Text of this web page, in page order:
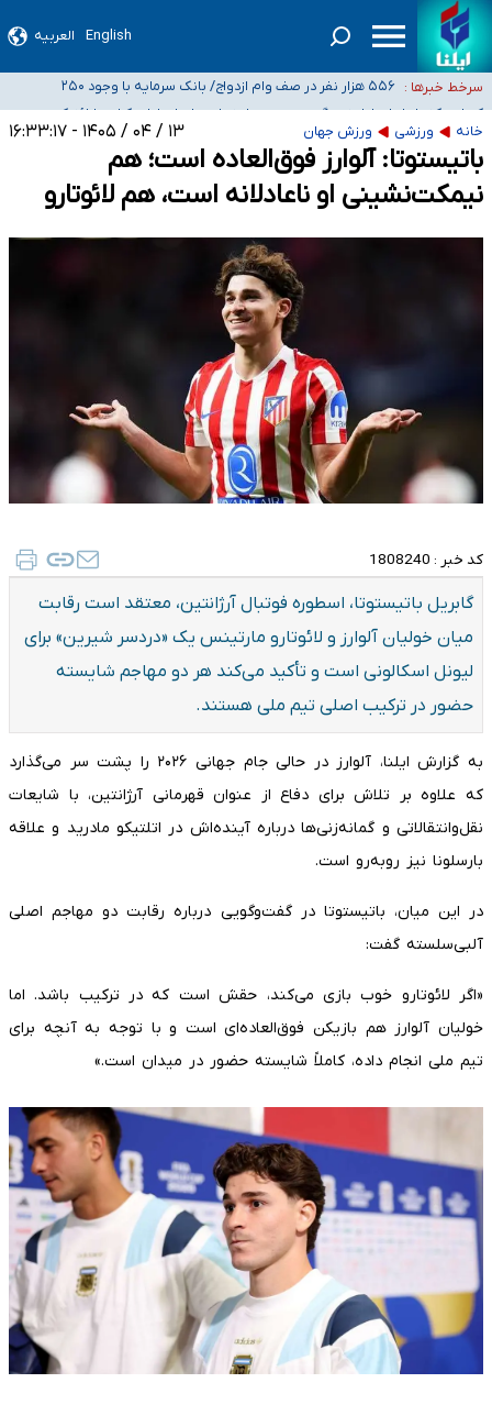
English العربیه
سرخط خبرها :
باقی‌مانده در دبی متناسب با شرایط جدید تصمیم‌گیری می‌شود
هشدار درباره مصرف و دسترسی آسان به ماده مخدر ناس
بازگشت اساتید دانشگاه فرهنگیان به کجا رسید؟
۵۵۶ هزار نفر در صف وام ازدواج/ بانک سرمایه با وجود ۲۵۰
متقاضی، تاکنون هیچ فقره وامی پرداخت نکرده است
کسانی که خواهان ادامه جنگ هستند، برنامه خود را برای اداره کشور ارائه کنند
خانه
ورزشی ورزش جهان ۱۳ / ۰۴ / ۱۴۰۵ - ۱۶:۳۳:۱۷
باتیستوتا: آلوارز فوق‌العاده است؛ هم
نیمکت‌نشینی او ناعادلانه است، هم لائوتارو
کد خبر : 1808240
گابریل باتیستوتا، اسطوره فوتبال آرژانتین، معتقد است رقابت
میان خولیان آلوارز و لائوتارو مارتینس یک «دردسر شیرین» برای
لیونل اسکالونی است و تأکید می‌کند هر دو مهاجم شایسته
حضور در ترکیب اصلی تیم ملی هستند.
به گزارش ایلنا، آلوارز در حالی جام جهانی ۲۰۲۶ را پشت سر می‌گذارد
که علاوه بر تلاش برای دفاع از عنوان قهرمانی آرژانتین، با شایعات
نقل‌وانتقالاتی و گمانه‌زنی‌ها درباره آینده‌اش در اتلتیکو مادرید و علاقه
بارسلونا نیز روبه‌رو است.
در این میان، باتیستوتا در گفت‌وگویی درباره رقابت دو مهاجم اصلی
آلبی‌سلسته گفت:
«اگر لائوتارو خوب بازی می‌کند، حقش است که در ترکیب باشد. اما
خولیان آلوارز هم بازیکن فوق‌العاده‌ای است و با توجه به آنچه برای
تیم ملی انجام داده، کاملاً شایسته حضور در میدان است.»